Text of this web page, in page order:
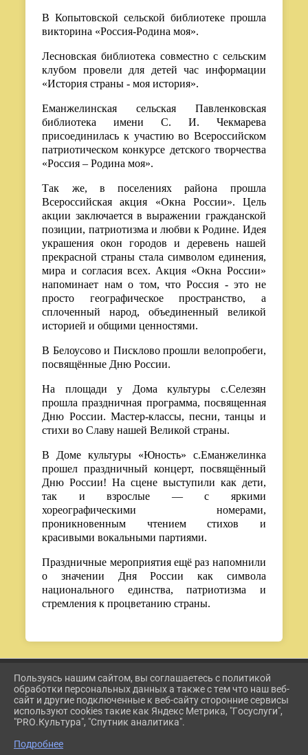
В Копытовской сельской библиотеке прошла
викторина «Россия-Родина моя».
Лесновская библиотека совместно с сельским
клубом провели для детей час информации
«История страны - моя история».
Еманжелинская сельская Павленковская
библиотека имени С. И. Чекмарева
присоединилась к участию во Всероссийском
патриотическом конкурсе детского творчества
«Россия – Родина моя».
Так же, в поселениях района прошла
Всероссийская акция «Окна России». Цель
акции заключается в выражении гражданской
позиции, патриотизма и любви к Родине. Идея
украшения окон городов и деревень нашей
прекрасной страны стала символом единения,
мира и согласия всех. Акция «Окна России»
напоминает нам о том, что Россия - это не
просто географическое пространство, а
сплоченный народ, объединенный великой
историей и общими ценностями.
В Белоусово и Писклово прошли велопробеги,
посвящённые Дню России.
На площади у Дома культуры с.Селезян
прошла праздничная программа, посвященная
Дню России. Мастер-классы, песни, танцы и
стихи во Славу нашей Великой страны.
В Доме культуры «Юность» с.Еманжелинка
прошел праздничный концерт, посвящённый
Дню России! На сцене выступили как дети,
так и взрослые — с яркими
хореографическими номерами,
проникновенным чтением стихов и
красивыми вокальными партиями.
Праздничные мероприятия ещё раз напомнили
о значении Дня России как символа
национального единства, патриотизма и
стремления к процветанию страны.
2026 Г. ETKUL-KULTURA.RU
ВХОД
КАРТА САЙТА
ПОЛИТИКА ОБРАБОТКИ ПЕРСОНАЛЬНЫХ ДАННЫХ
СДЕЛАНО НА KUBCMS
Пользуясь нашим сайтом, вы соглашаетесь с политикой
обработки персональных данных а также с тем что наш веб-
сайт и другие подключенные к веб-сайту сторонние сервисы
используют cookies такие как Яндекс Метрика, "Госуслуги",
"PRO.Культура", "Спутник аналитика".
Подробнее